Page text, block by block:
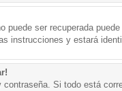
puede ser recuperada
instrucciones y estará
contraseña. Si todo está